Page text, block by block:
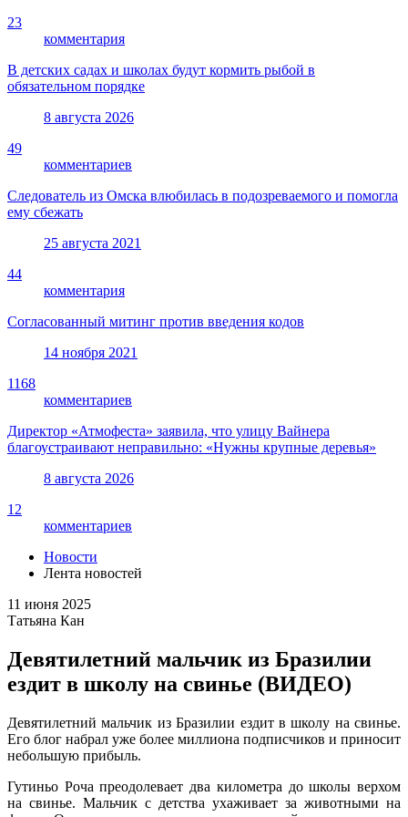
23
комментария
В детских садах и школах будут кормить рыбой в
обязательном порядке
8 августа 2026
49
комментариев
Следователь из Омска влюбилась в подозреваемого и помогла
ему сбежать
25 августа 2021
44
комментария
Согласованный митинг против введения кодов
14 ноября 2021
1168
комментариев
Директор «Атмофеста» заявила, что улицу Вайнера
благоустраивают неправильно: «Нужны крупные деревья»
8 августа 2026
12
комментариев
Новости
Лента новостей
11 июня 2025
Татьяна Кан
Девятилетний мальчик из Бразилии
ездит в школу на свинье (ВИДЕО)
Девятилетний мальчик из Бразилии ездит в школу на свинье.
Его блог набрал уже более миллиона подписчиков и приносит
небольшую прибыль.
Гутиньо Роча преодолевает два километра до школы верхом
на свинье. Мальчик с детства ухаживает за животными на